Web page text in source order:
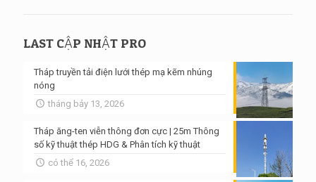
LAST CẬP NHẬT PRO
Tháp truyền tải điện lưới thép mạ kẽm nhúng
nóng
tháng bảy 13, 2026
Tháp ăng-ten viễn thông đơn cực | 25m Thông
số kỹ thuật thép HDG & Phân tích kỹ thuật
có thể 16, 2026